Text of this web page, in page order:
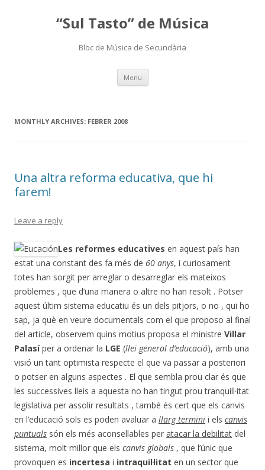
“Sul Tasto” de Música
Bloc de Música de Secundària
Menu Skip
content
MONTHLY ARCHIVES: FEBRER 2008
Una altra reforma educativa, que hi
farem!
Leave a reply
Les reformes educatives en aquest país han
estat una constant des fa més de 60 anys, i curiosament
totes han sorgit per arreglar o desarreglar els mateixos
problemes , que d’una manera o altre no han resolt . Potser
aquest últim sistema educatiu és un dels pitjors, o no , qui ho
sap, ja què en veure documentals com el que proposo al final
del article, observem quins motius proposa el ministre Villar
Palasíper a ordenar la LGE (llei general d’educació), amb una
visió un tant optimista respecte el que va passar a posteriori
o potser en alguns aspectes . El que sembla prou clar és que
les successives lleis a aquesta no han tingut prou tranquill·itat
legislativa per assolir resultats , també és cert que els canvis
en l’educació sols es poden avaluar a llarg termini i els canvis
puntuals són els més aconsellables per atacar la debilitat del
sistema, molt millor que els canvis globals , que l’únic que
provoquen es incertesa i intraquil·litat en un sector que